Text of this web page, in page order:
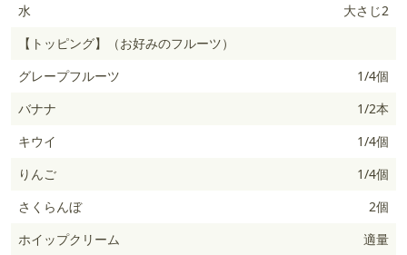
水
大さじ2
【トッピング】（お好みのフルーツ）
グレープフルーツ
1/4個
バナナ
1/2本
キウイ
1/4個
りんご
1/4個
さくらんぼ
2個
ホイップクリーム
適量